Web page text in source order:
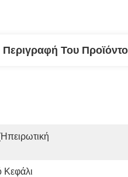
Περιγραφή Του
Κεφάλι